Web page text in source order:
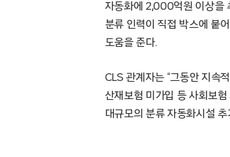
자동화에 2,000억원 이상을
분류 인력이 직접 박스에 붙
도움을 준다.
CLS 관계자는 “그동안 지속
산재보험 미가입 등 사회보
대규모의 분류 자동화시설